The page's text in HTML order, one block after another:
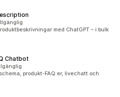
med ChatGPT – i bulk
Chatbot
produkt-FAQ:er, livechatt och